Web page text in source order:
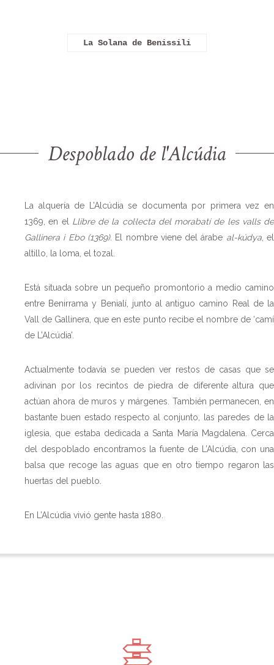
La Solana de Benissili
Despoblado de l'Alcúdia
La alquería de L’Alcúdia se documenta por primera vez en
1369, en el Llibre de la col·lecta del morabatí de les valls de
Gallinera i Ebo (1369). El nombre viene del árabe al-kúdya, el
altillo, la loma, el tozal.
Está situada sobre un pequeño promontorio a medio camino
entre Benirrama y Benialí, junto al antiguo camino Real de la
Vall de Gallinera, que en este punto recibe el nombre de ‘camí
de L’Alcúdia’.
Actualmente todavía se pueden ver restos de casas que se
adivinan por los recintos de piedra de diferente altura que
actúan ahora de muros y márgenes. También permanecen, en
bastante buen estado respecto al conjunto, las paredes de la
iglesia, que estaba dedicada a Santa María Magdalena. Cerca
del despoblado encontramos la fuente de L’Alcúdia, con una
balsa que recoge las aguas que en otro tiempo regaron las
huertas del pueblo.
En L’Alcúdia vivió gente hasta 1880.